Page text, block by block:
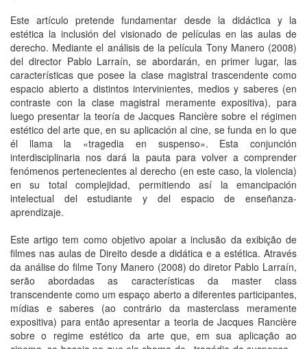
Este artículo pretende fundamentar desde la didáctica y la
estética la inclusión del visionado de películas en las aulas de
derecho. Mediante el análisis de la película Tony Manero (2008)
del director Pablo Larraín, se abordarán, en primer lugar, las
características que posee la clase magistral trascendente como
espacio abierto a distintos intervinientes, medios y saberes (en
contraste con la clase magistral meramente expositiva), para
luego presentar la teoría de Jacques Rancière sobre el régimen
estético del arte que, en su aplicación al cine, se funda en lo que
él llama la «tragedia en suspenso». Esta conjunción
interdisciplinaria nos dará la pauta para volver a comprender
fenómenos pertenecientes al derecho (en este caso, la violencia)
en su total complejidad, permitiendo así la emancipación
intelectual del estudiante y del espacio de enseñanza-
aprendizaje.
Este artigo tem como objetivo apoiar a inclusão da exibição de
filmes nas aulas de Direito desde a didática e a estética. Através
da análise do filme Tony Manero (2008) do diretor Pablo Larraín,
serão abordadas as características da master class
transcendente como um espaço aberto a diferentes participantes,
mídias e saberes (ao contrário da masterclass meramente
expositiva) para então apresentar a teoria de Jacques Rancière
sobre o regime estético da arte que, em sua aplicação ao